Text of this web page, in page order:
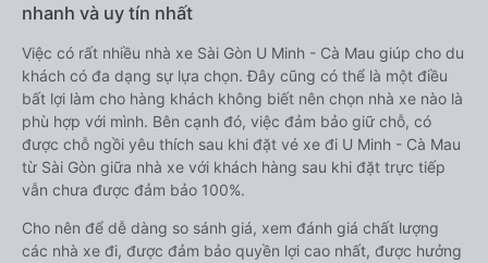
nhanh và uy tín nhất
Việc có rất nhiều nhà xe Sài Gòn U Minh - Cà Mau giúp cho du
khách có đa dạng sự lựa chọn. Đây cũng có thể là một điều
bất lợi làm cho hàng khách không biết nên chọn nhà xe nào là
phù hợp với mình. Bên cạnh đó, việc đảm bảo giữ chỗ, có
được chỗ ngồi yêu thích sau khi đặt vé xe đi U Minh - Cà Mau
từ Sài Gòn giữa nhà xe với khách hàng sau khi đặt trực tiếp
vẫn chưa được đảm bảo 100%.
Cho nên để dễ dàng so sánh giá, xem đánh giá chất lượng
các nhà xe đi, được đảm bảo quyền lợi cao nhất, được hưởng